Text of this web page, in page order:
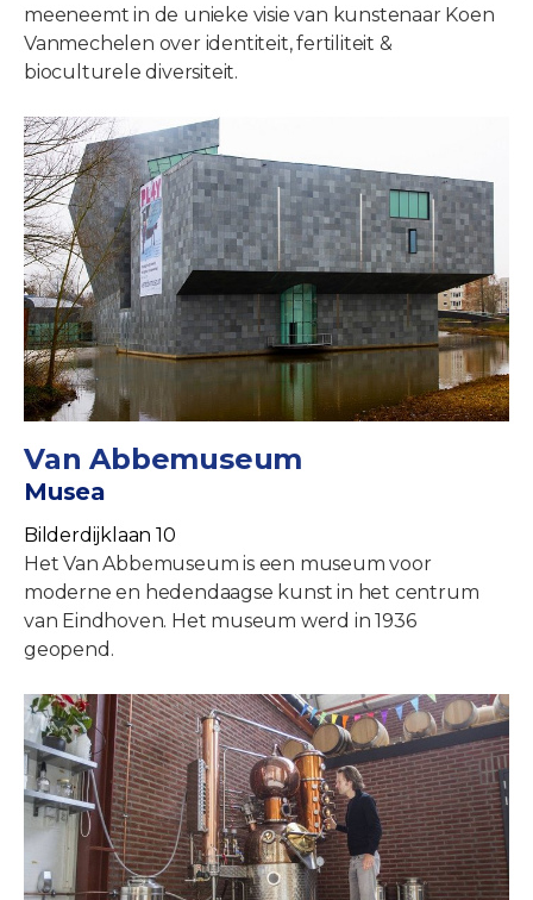
meeneemt in de unieke visie van kunstenaar Koen
Vanmechelen over identiteit, fertiliteit &
bioculturele diversiteit.
Van Abbemuseum
Musea
Bilderdijklaan 10
Het Van Abbemuseum is een museum voor
moderne en hedendaagse kunst in het centrum
van Eindhoven. Het museum werd in 1936
geopend.